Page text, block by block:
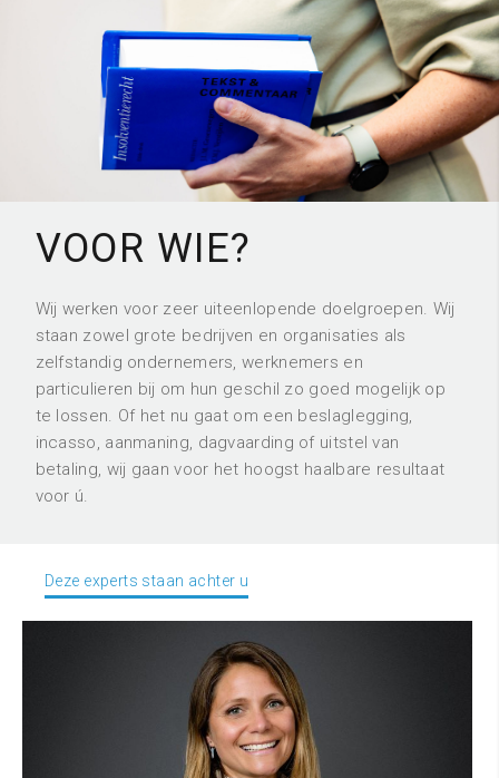
VOOR WIE?
Wij werken voor zeer uiteenlopende doelgroepen. Wij
staan zowel grote bedrijven en organisaties als
zelfstandig ondernemers, werknemers en
particulieren bij om hun geschil zo goed mogelijk op
te lossen. Of het nu gaat om een beslaglegging,
incasso, aanmaning, dagvaarding of uitstel van
betaling, wij gaan voor het hoogst haalbare resultaat
voor ú.
Deze experts staan achter u